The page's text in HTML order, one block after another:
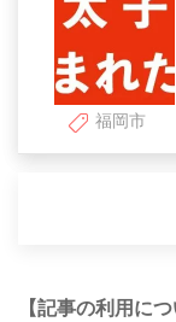
福岡市
【記事の利用につ